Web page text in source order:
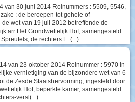
van 30 juni 2014 Rolnummers : 5509, 5546,
: de beroepen tot gehele of
wet van 19 juli 2012 betreffende de
arr Het Grondwettelijk Hof, samengesteld
de rechters E. (...)
van 23 oktober 2014 Rolnummer : 5970 In
vernietiging van de bijzondere wet van 6
de Zesde Staatshervorming, ingesteld door
Hof, beperkte kamer, samengesteld
versl(...)